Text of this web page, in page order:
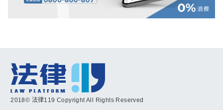
2018© 法律119 Copyright All Rights Reserved